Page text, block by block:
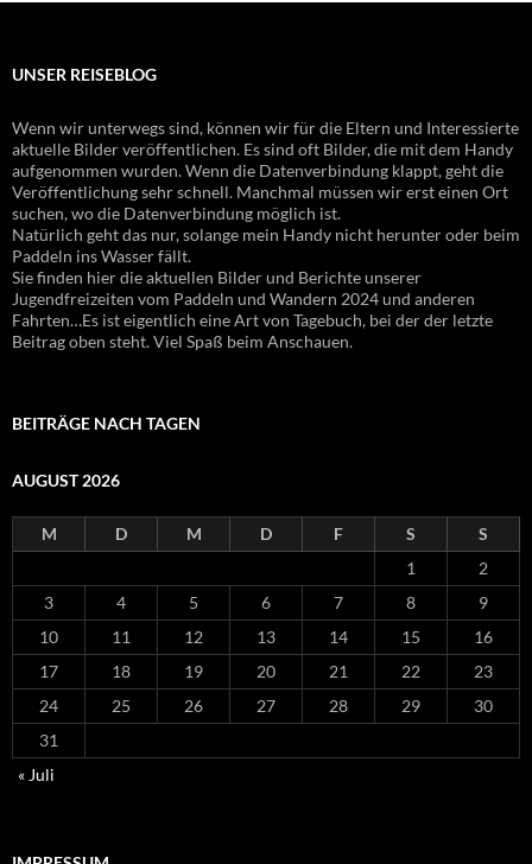
UNSER REISEBLOG
Wenn wir unterwegs sind, können wir für die Eltern und Interessierte
aktuelle Bilder veröffentlichen. Es sind oft Bilder, die mit dem Handy
aufgenommen wurden. Wenn die Datenverbindung klappt, geht die
Veröffentlichung sehr schnell. Manchmal müssen wir erst einen Ort
suchen, wo die Datenverbindung möglich ist.
Natürlich geht das nur, solange mein Handy nicht herunter oder beim
Paddeln ins Wasser fällt.
Sie finden hier die aktuellen Bilder und Berichte unserer
Jugendfreizeiten vom Paddeln und Wandern 2024 und anderen
Fahrten…Es ist eigentlich eine Art von Tagebuch, bei der der letzte
Beitrag oben steht. Viel Spaß beim Anschauen.
BEITRÄGE NACH TAGEN
AUGUST 2026
M D M D F S
S
1
2
3
4 5 6 7 8
9
10
11 12 13 14 15
16
17
18 19 20 21 22
23
24
25 26 27 28 29
30
31
« Juli